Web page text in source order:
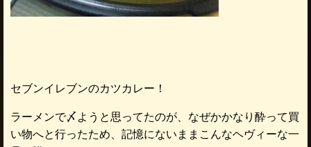
セブンイレブンのカツカレー！
ラーメンで〆ようと思ってたのが、なぜかかなり酔って買
い物へと行ったため、記憶にないままこんなヘヴィーな一